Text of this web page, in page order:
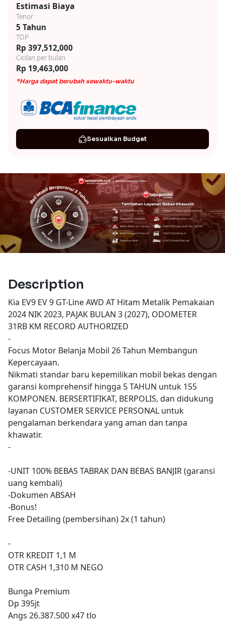
Estimasi Biaya
Tenor
5 Tahun
TDP
Rp 397,512,000
Cicilan per bulan
Rp 19,463,000
*Harga dapat berubah sewaktu-waktu
Sesuaikan Budget
Description
Kia EV9 EV 9 GT-Line AWD AT Hitam Metalik Pemakaian
2024 NIK 2023, PAJAK BULAN 3 (2027), ODOMETER
31RB KM RECORD AUTHORIZED
-
Focus Motor Belanja Mobil 26 Tahun Membangun
Kepercayaan.
Nikmati standar baru kepemilikan mobil bekas dengan
garansi komprehensif hingga 5 TAHUN untuk 155
KOMPONEN. BERSERTIFIKAT, BERPOLIS, dan didukung
layanan CUSTOMER SERVICE PERSONAL untuk
pengalaman berkendara yang aman dan tanpa
khawatir.
-
-UNIT 100% BEBAS TABRAK DAN BEBAS BANJIR (garansi
uang kembali)
-Dokumen ABSAH
-Bonus!
Free Detailing (pembersihan) 2x (1 tahun)
-
OTR KREDIT 1,1 M
OTR CASH 1,310 M NEGO
Bunga Premium
Dp 395jt
Angs 26.387.500 x47 tlo